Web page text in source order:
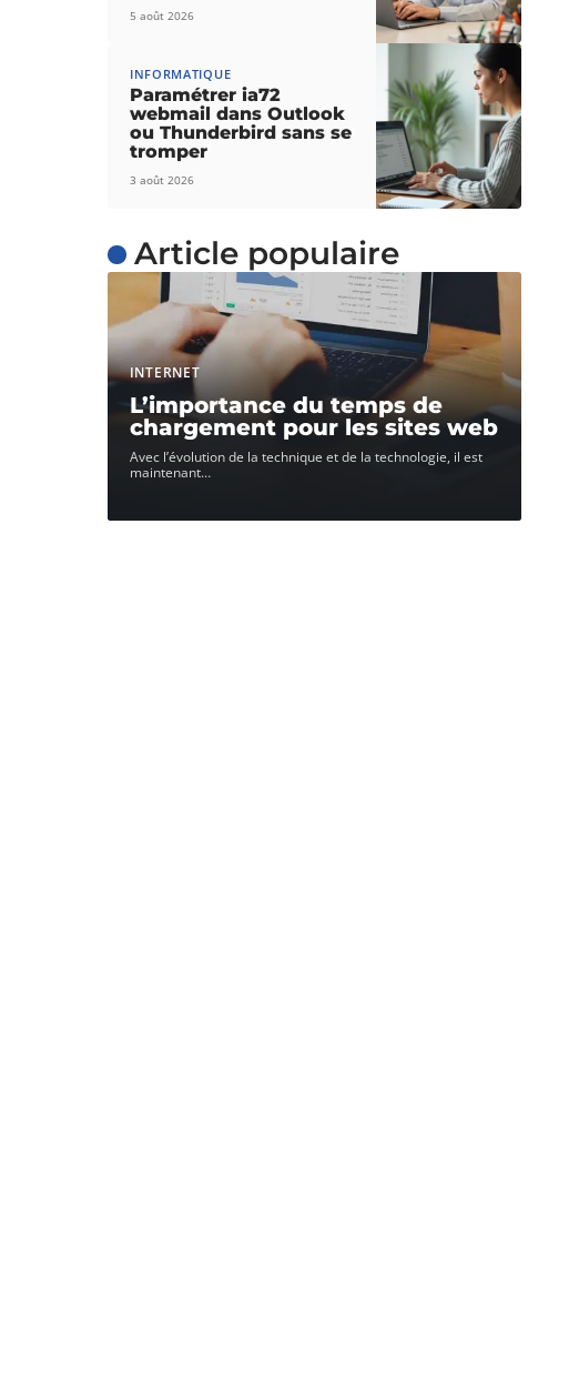
5 août 2026
INFORMATIQUE
Paramétrer ia72
webmail dans Outlook
ou Thunderbird sans se
tromper
3 août 2026
Article populaire
INTERNET
L’importance du temps de
chargement pour les sites web
Avec l’évolution de la technique et de la technologie, il est
maintenant…